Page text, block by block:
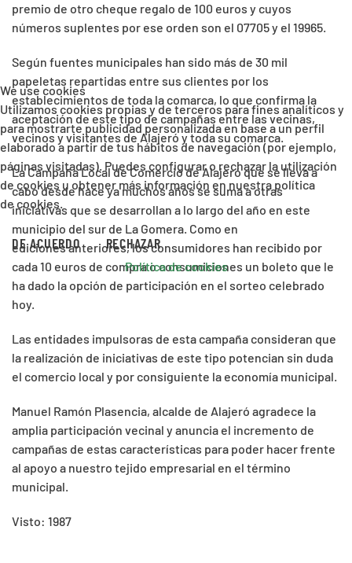
premio de otro cheque regalo de 100 euros y cuyos
números suplentes por ese orden son el 07705 y el 19965.
Según fuentes municipales han sido más de 30 mil
papeletas repartidas entre sus clientes por los
establecimientos de toda la comarca, lo que confirma la
aceptación de este tipo de campañas entre las vecinas,
vecinos y visitantes de Alajeró y toda su comarca.
La Campaña Local de Comercio de Alajeró que se lleva a
cabo desde hace ya muchos años se suma a otras
iniciativas que se desarrollan a lo largo del año en este
municipio del sur de La Gomera. Como en
ediciones anteriores, los consumidores han recibido por
cada 10 euros de compra o consumiciones un boleto que le
ha dado la opción de participación en el sorteo celebrado
hoy.
Las entidades impulsoras de esta campaña consideran que
la realización de iniciativas de este tipo potencian sin duda
el comercio local y por consiguiente la economía municipal.
Manuel Ramón Plasencia, alcalde de Alajeró agradece la
amplia participación vecinal y anuncia el incremento de
campañas de estas características para poder hacer frente
al apoyo a nuestro tejido empresarial en el término
municipal.
Visto: 1987
We use cookies
Utilizamos cookies propias y de terceros para fines analíticos y
para mostrarte publicidad personalizada en base a un perfil
elaborado a partir de tus hábitos de navegación (por ejemplo,
páginas visitadas). Puedes configurar o rechazar la utilización
de cookies u obtener más información en nuestra política
de cookies.
DE ACUERDO RECHAZAR
Política de cookies